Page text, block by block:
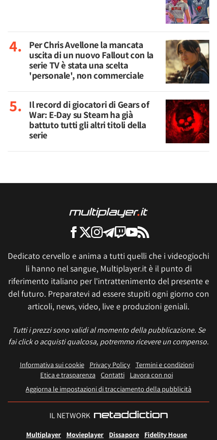
Per Chris Avellone la mancata
uscita di un nuovo Fallout con la
serie TV è stata una scelta
'personale', non commerciale
Il record di giocatori di Gears of
War: E-Day su Steam ha già
battuto tutti gli altri titoli della
serie
Dedicato cervello e anima a tutti quelli che i videogiochi
li hanno nel sangue, Multiplayer.it è il punto di
riferimento italiano per l'intrattenimento del presente e
del futuro. Preparatevi ad essere stupiti ogni giorno con
articoli, news, video, live e produzioni geniali.
Tutti i prezzi sono validi al momento della pubblicazione. Se
fai click o acquisti qualcosa, potremmo ricevere un compenso.
Informativa sui cookie Privacy Policy
Termini e condizioni
Etica e trasparenza Contatti
Lavora con noi
Aggiorna le impostazioni di tracciamento della pubblicità
IL NETWORK
Multiplayer Movieplayer Dissapore Fidelity House